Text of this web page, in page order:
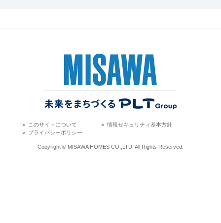
＞ このサイトについて ＞情報セキュリティ基本方針
＞ プライバシーポリシー
Copyright © MISAWA HOMES CO.,LTD. All Rights Reserved.